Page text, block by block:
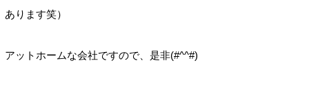
あります笑）
アットホームな会社ですので、是非(#^^#)